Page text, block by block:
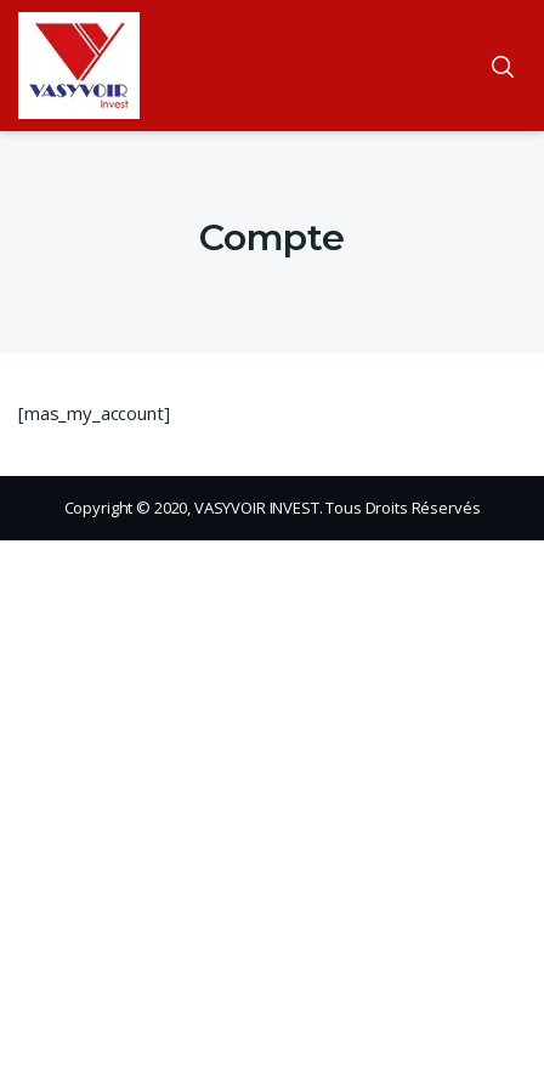
Compte
[mas_my_account]
Copyright © 2020, VASYVOIR INVEST. Tous Droits Réservés